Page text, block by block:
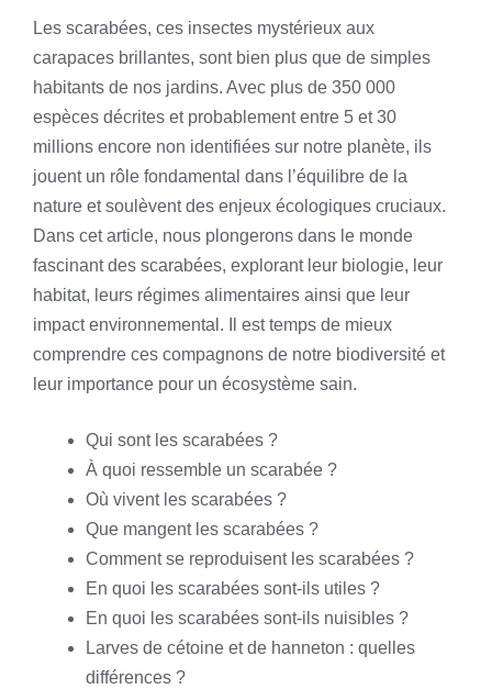
Les scarabées, ces insectes mystérieux aux
carapaces brillantes, sont bien plus que de simples
habitants de nos jardins. Avec plus de 350 000
espèces décrites et probablement entre 5 et 30
millions encore non identifiées sur notre planète, ils
jouent un rôle fondamental dans l’équilibre de la
nature et soulèvent des enjeux écologiques cruciaux.
Dans cet article, nous plongerons dans le monde
fascinant des scarabées, explorant leur biologie, leur
habitat, leurs régimes alimentaires ainsi que leur
impact environnemental. Il est temps de mieux
comprendre ces compagnons de notre biodiversité et
leur importance pour un écosystème sain.
Qui sont les scarabées ?
À quoi ressemble un scarabée ?
Où vivent les scarabées ?
Que mangent les scarabées ?
Comment se reproduisent les scarabées ?
En quoi les scarabées sont-ils utiles ?
En quoi les scarabées sont-ils nuisibles ?
Larves de cétoine et de hanneton : quelles
différences ?